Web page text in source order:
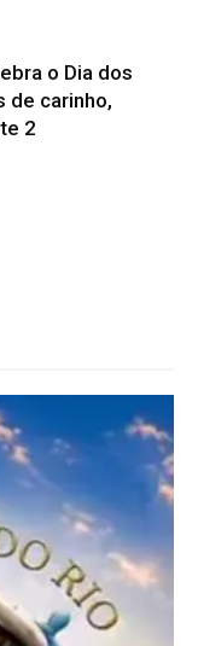
o Dia dos
de carinho,
2